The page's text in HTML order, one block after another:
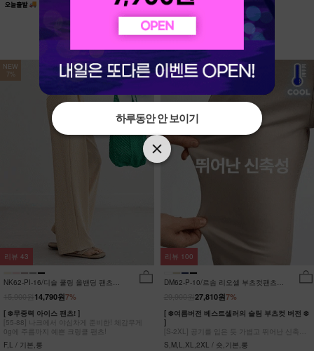
NEW
7%
NK62-PI-16/디슬 쿨링 올밴딩 팬츠
7%
14,790원
[ ❄️무중력 아이스 팬츠! ]
[55-88] 나크에서 야심차게 준비한! 체감무게
0g에 주름까지 예쁜 크링클 팬츠!
F,L / 기본,롱
리뷰 43
NEW
7%
DM62-P-10/르솜 리오셀 부츠컷팬츠
7%
27,810원
[ ❄️여름버전 베스트셀러의 슬림 부츠컷 버전 ❄️
]
[S-2XL] 공기를 입은 듯 가볍고 뛰어난 신축성
원단에 슬림함을 더한 부츠컷 팬츠!
S,M,L,XL,2XL / 숏,기본,롱
리뷰 100
하루동안 안 보이기
하루동안 안 보이기